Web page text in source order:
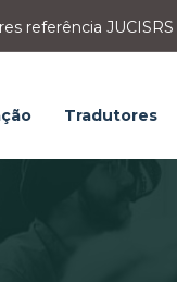
referência JUCISRS
Tradutores